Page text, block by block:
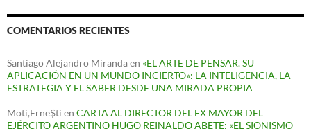
COMENTARIOS RECIENTES
Santiago Alejandro Mirandaen «EL ARTE DE PENSAR. SU
APLICACIÓN EN UN MUNDO INCIERTO»: LA INTELIGENCIA, LA
ESTRATEGIA Y EL SABER DESDE UNA MIRADA PROPIA
Moti,Erne$ti en CARTA AL DIRECTOR DEL EX MAYOR DEL
EJÉRCITO ARGENTINO HUGO REINALDO ABETE: «EL SIONISMO